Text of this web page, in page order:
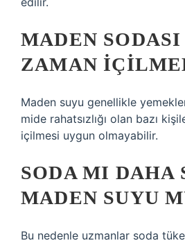
MADEN SODASI
ZAMAN
Maden suyu genellikle
mide rahatsızlığı olan bazı
içilmesi uygun olmayabilir.
SODA MI
MADEN SUYU
Bu nedenle uzmanlar soda